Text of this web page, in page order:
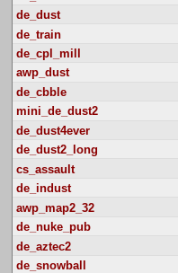
de_dust
de_train
de_cpl_mill
awp_dust
de_cbble
mini_de_dust2
de_dust4ever
de_dust2_long
cs_assault
de_indust
awp_map2_32
de_nuke_pub
de_aztec2
de_snowball